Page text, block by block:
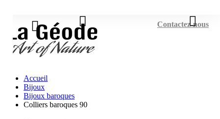
Contactez-nous
Accueil
Bijoux
Bijoux baroques
Colliers baroques 90